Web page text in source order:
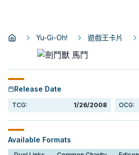
Yu-Gi-Oh! 遊戲王卡片
Release Date
TCG: 1/26/2008 OCG:
Available Formats